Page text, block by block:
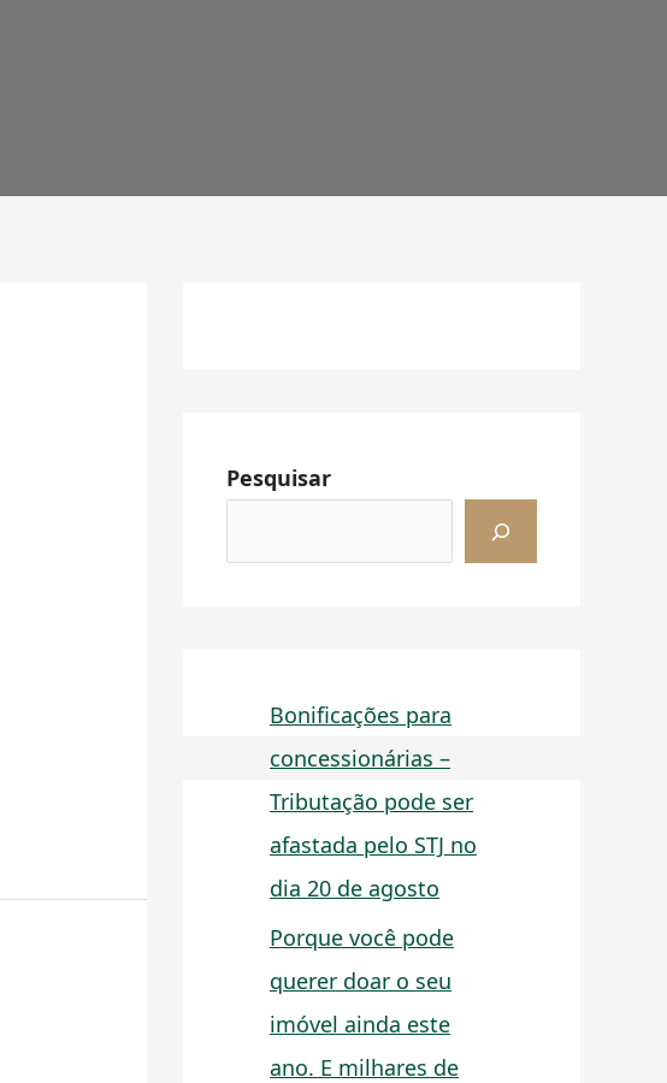
Pesquisar
Bonificações para
concessionárias –
Tributação pode ser
afastada pelo STJ no
dia 20 de agosto
Porque você pode
querer doar o seu
imóvel ainda este
ano. E milhares de